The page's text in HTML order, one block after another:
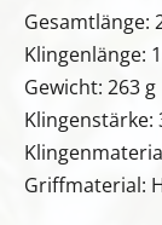
Gesamtlänge:
Klingenlänge:
Gewicht: 263 g
Klingenstärke:
Griffmaterial: